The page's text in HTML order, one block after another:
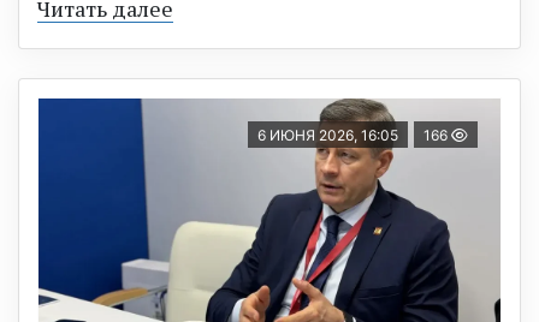
Читать далее
6 ИЮНЯ 2026, 16:05 166